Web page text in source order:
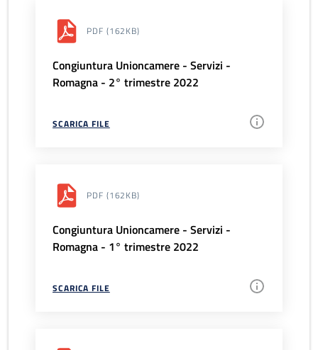
PDF (162KB)
Congiuntura Unioncamere - Servizi -
Romagna - 2° trimestre 2022
SCARICA FILE
PDF (162KB)
Congiuntura Unioncamere - Servizi -
Romagna - 1° trimestre 2022
SCARICA FILE